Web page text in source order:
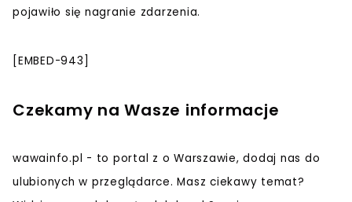
pojawiło się nagranie zdarzenia.
[EMBED-943]
Czekamy na Wasze informacje
wawainfo.pl - to portal z o Warszawie, dodaj nas do
ulubionych w przeglądarce. Masz ciekawy temat?